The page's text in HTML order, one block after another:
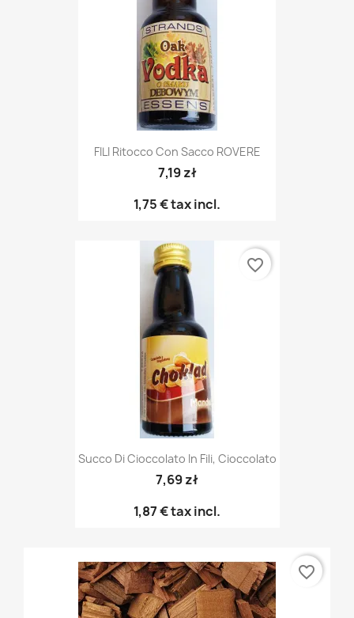
FILI Ritocco Con Sacco ROVERE
7,19 zł
1,75 €tax incl.
Succo Di Cioccolato In Fili, Cioccolato
7,69 zł
1,87 €tax incl.
favorite_border
favorite_border